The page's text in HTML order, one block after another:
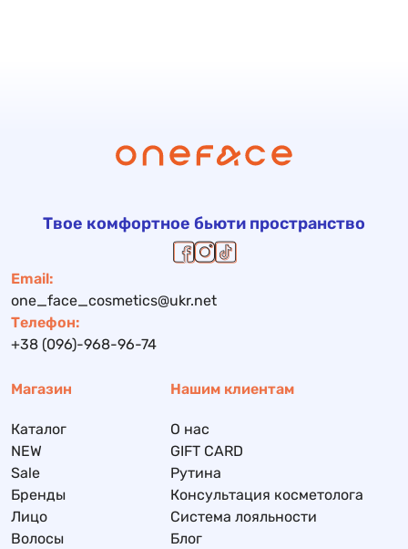
Твое комфортное бьюти пространство
Email:
one_face_cosmetics@ukr.net
Телефон:
+38 (096)-968-96-74
Магазин
Каталог
NEW
Sale
Бренды
Лицо
Волосы
Нашим клиентам
О нас
GIFT CARD
Рутина
Консультация косметолога
Система лояльности
Блог